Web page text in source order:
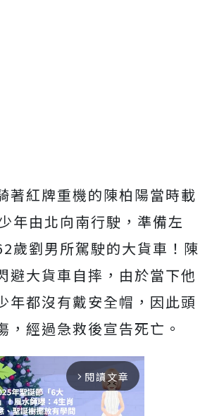
著紅牌重機的陳柏陽當時載
年由北向南行駛，準備左
歲劉男所駕駛的大貨車！陳
避大貨車自摔，由於當下他
年都沒有戴安全帽，因此頭
，經過急救後宣告死亡。
arrow_forward_ios 閱讀文章